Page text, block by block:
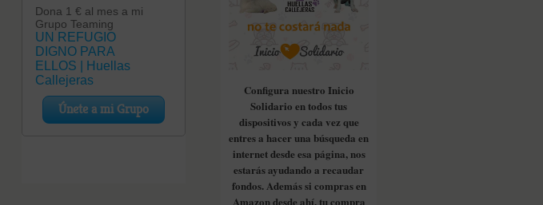
Configura nuestro Inicio
Solidario en todos tus
dispositivos y cada vez que
entres a hacer una búsqueda en
internet desde esa página, nos
estarás ayudando a recaudar
fondos. Además si compras en
Amazon desde ahí, tu compra